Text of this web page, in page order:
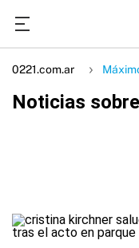
0221.com.ar
Noticias sobre